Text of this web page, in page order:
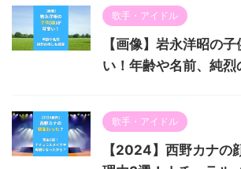
歌手・アイドル
【画像】岩永洋昭の
い！年齢や名前、純烈
歌手・アイドル
【2024】西野カナの